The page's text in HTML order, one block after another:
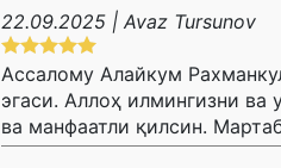
22.09.2025 | Avaz Tursunov
Ассалому Алайкум
эгаси. Аллоҳ илмингизни ва
ва манфаатли қилсин.